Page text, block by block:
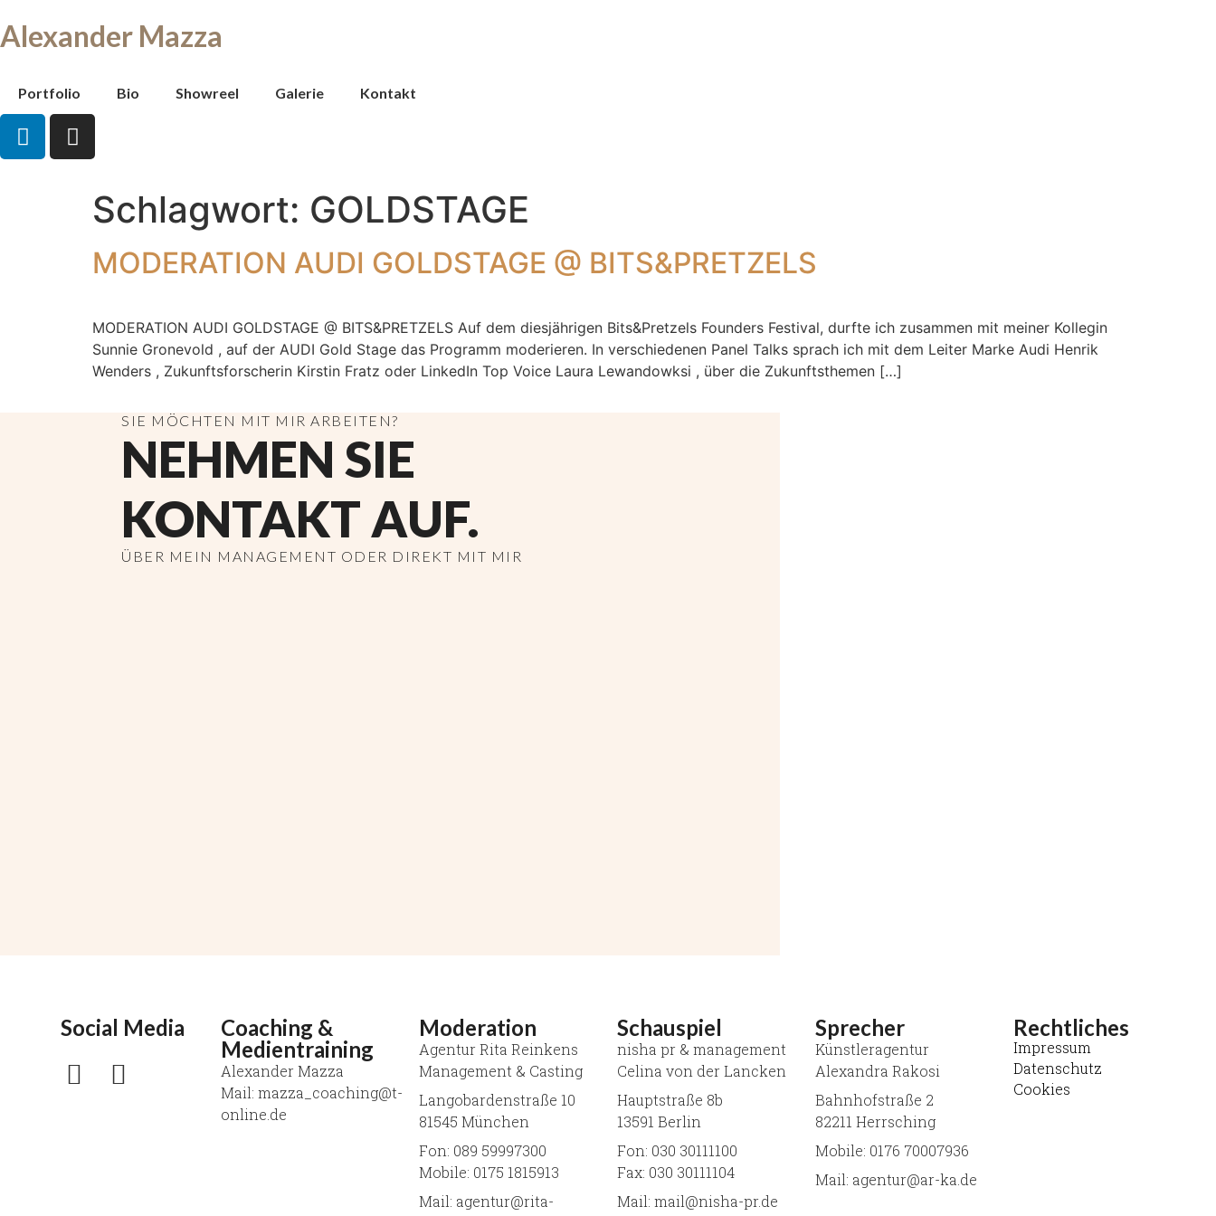
Alexander Mazza
Portfolio Bio Showreel Galerie Kontakt
Schlagwort: GOLDSTAGE
MODERATION AUDI GOLDSTAGE @ BITS&PRETZELS
MODERATION AUDI GOLDSTAGE @ BITS&PRETZELS Auf dem diesjährigen Bits&Pretzels Founders Festival, durfte ich zusammen mit meiner Kollegin
Sunnie Gronevold , auf der AUDI Gold Stage das Programm moderieren. In verschiedenen Panel Talks sprach ich mit dem Leiter Marke Audi Henrik
Wenders , Zukunftsforscherin Kirstin Fratz oder LinkedIn Top Voice Laura Lewandowksi , über die Zukunftsthemen […]
SIE MÖCHTEN MIT MIR ARBEITEN?
NEHMEN SIE
KONTAKT AUF.
ÜBER MEIN MANAGEMENT ODER DIREKT MIT MIR
Social Media
Coaching &
Medientraining
Alexander Mazza
Mail: mazza_coaching@t-
online.de
Moderation
Agentur Rita Reinkens
Management & Casting
Langobardenstraße 10
81545 München
Fon: 089 59997300
Mobile: 0175 1815913
Mail: agentur@rita-
Schauspiel
nisha pr & management
Celina von der Lancken
Hauptstraße 8b
13591 Berlin
Fon: 030 30111100
Fax: 030 30111104
Mail: mail@nisha-pr.de
Sprecher
Künstleragentur
Alexandra Rakosi
Bahnhofstraße 2
82211 Herrsching
Mobile: 0176 70007936
Mail: agentur@ar-ka.de
Rechtliches
Impressum
Datenschutz
Cookies